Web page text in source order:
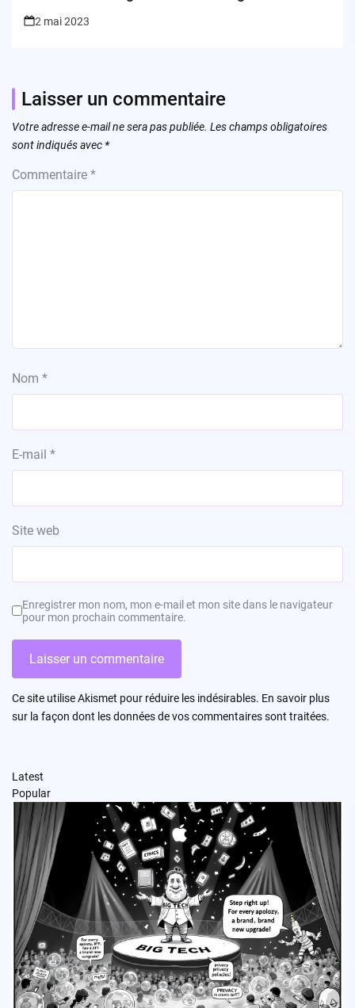
2 mai 2023
Laisser un commentaire
Votre adresse e-mail ne sera pas publiée. Les champs obligatoires
sont indiqués avec *
Commentaire *
Nom *
E-mail *
Site web
Enregistrer mon nom, mon e-mail et mon site dans le navigateur
pour mon prochain commentaire.
Ce site utilise Akismet pour réduire les indésirables. En savoir plus
sur la façon dont les données de vos commentaires sont traitées.
Latest
Popular